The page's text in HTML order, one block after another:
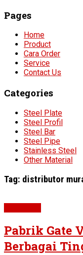
Pages
Home
Product
Cara Order
Service
Contact Us
Categories
Steel Plate
Steel Profil
Steel Bar
Steel Pipe
Stainless Steel
Other Material
Tag: distributor
Pabrik Gate
Berbagai